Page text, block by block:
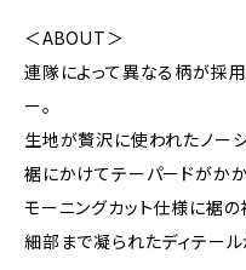
＜ABOUT＞
連隊によって異なる柄が採
ー。
生地が贅沢に使われたノーシ
裾にかけてテーパードがかか
モーニングカット仕様に裾
細部まで凝られたディテール